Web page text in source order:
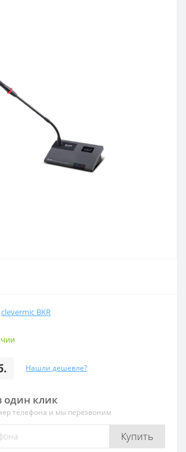
clevermic BKR
Нашли дешевле?
один клик
телефона и мы перезвоним
Купить